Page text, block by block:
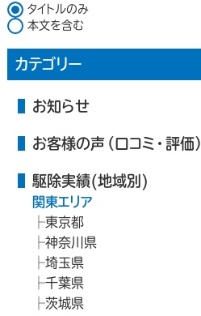
検索対象
タイトルのみ
本文を含む
カテゴリー
お知らせ
お客様の声（口コミ・評価）
駆除実績(地域別)
関東エリア
東京都
神奈川県
埼玉県
千葉県
茨城県